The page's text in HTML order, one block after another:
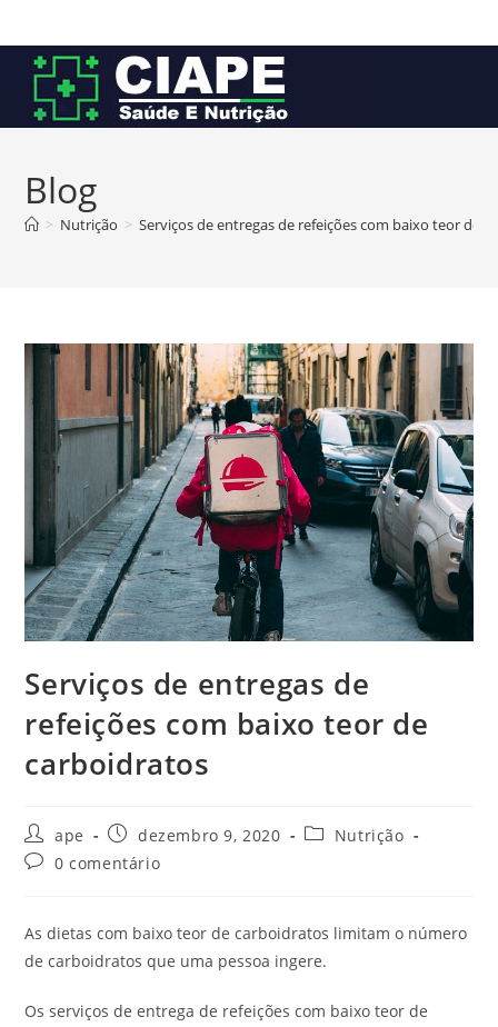
para
conteúdo
Blog
> Nutrição > Serviços de entregas de refeições com baixo teor de
Serviços de entregas de
refeições com baixo teor de
carboidratos
Autor
do
post:
ape
Post
publicado:
dezembro 9, 2020
Categoria
Nutrição
Comentários
0 comentário
As dietas com baixo teor de carboidratos limitam o número
de carboidratos que uma pessoa ingere.
Os serviços de entrega de refeições com baixo teor de